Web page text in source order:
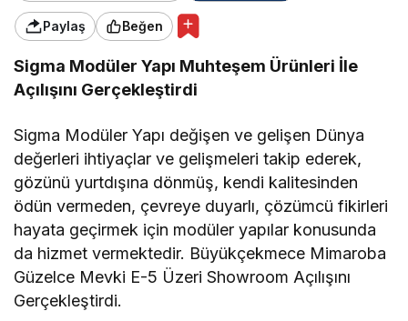
Paylaş Beğen
Sigma Modüler Yapı Muhteşem Ürünleri İle
Açılışını Gerçekleştirdi
Sigma Modüler Yapı değişen ve gelişen Dünya
değerleri ihtiyaçlar ve gelişmeleri takip ederek,
gözünü yurtdışına dönmüş, kendi kalitesinden
ödün vermeden, çevreye duyarlı, çözümcü fikirleri
hayata geçirmek için modüler yapılar konusunda
da hizmet vermektedir. Büyükçekmece Mimaroba
Güzelce Mevki E-5 Üzeri Showroom Açılışını
Gerçekleştirdi.